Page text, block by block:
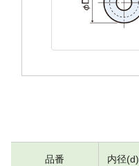
品番 内径(d)